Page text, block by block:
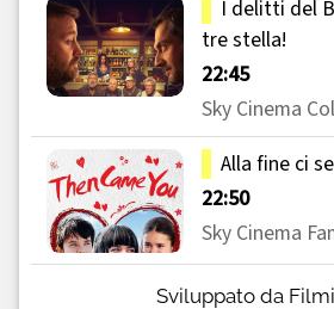
Sviluppato da